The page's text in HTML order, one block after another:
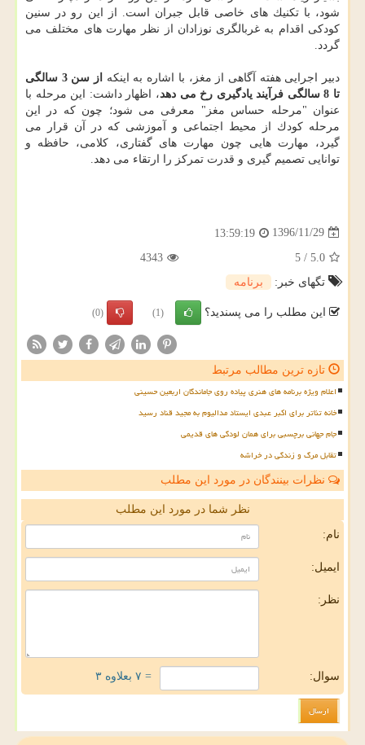
شود، با تكنیك های خاصی قابل جبران است. از این رو در سنین
كودكی اقدام به غربالگری نوزادان از نظر مهارت های مختلف می
گردد.
دبیر اجرایی هفته آگاهی از مغز، با اشاره به اینكه
از سن 3 سالگی
تا 8 سالگی فرآیند یادگیری رخ می دهد
، اظهار داشت: این مرحله با
عنوان "مرحله حساس مغز" معرفی می شود؛ چون كه در این
مرحله كودك از محیط اجتماعی و آموزشی كه در آن قرار می
گیرد، مهارت هایی چون مهارت های گفتاری، كلامی، حافظه و
توانایی تصمیم گیری و قدرت تمركز را ارتقاء می دهد.
1396/11/29
13:59:19
5.0
/
5
4343
تگهای خبر:
برنامه
این مطلب را می پسندید؟ (1)
(0)
تازه ترین مطالب مرتبط
اعلام ویژه برنامه های هنری پیاده روی جاماندگان اربعین حسینی
خانه تئاتر برای اکبر عبدی ایستاد مدالیوم به مجید قناد رسید
جام جهانی برچسبی برای همان لودگی های قدیمی
تقابل مرگ و زندگی در خراشه
نظرات بینندگان در مورد این مطلب
نظر شما در مورد این مطلب
نام:
ایمیل:
نظر:
سوال: = ۷ بعلاوه ۳